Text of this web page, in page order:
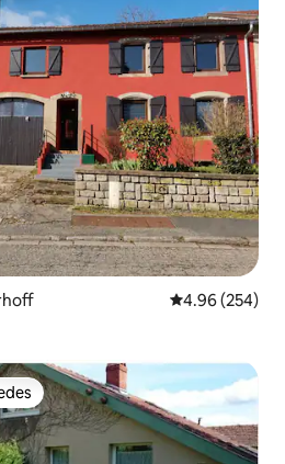
Calificación
4.96 (254)
entre huéspedes